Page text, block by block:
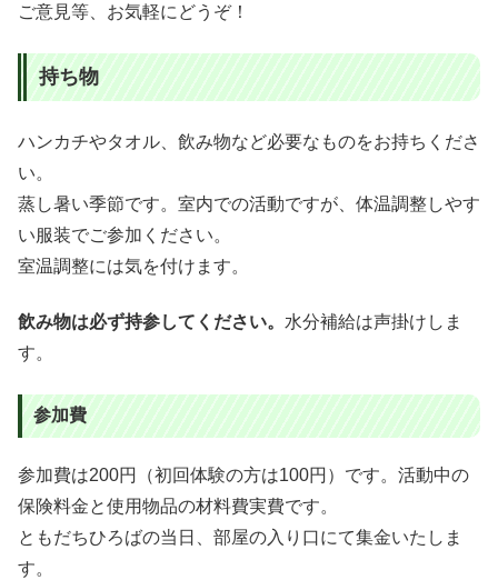
ご意見等、お気軽にどうぞ！
持ち物
ハンカチやタオル、飲み物など必要なものをお持ちくださ
い。
蒸し暑い季節です。室内での活動ですが、体温調整しやす
い服装でご参加ください。
室温調整には気を付けます。
飲み物は必ず持参してください。 水分補給は声掛けしま
す。
参加費
参加費は200円（初回体験の方は100円）です。活動中の
保険料金と使用物品の材料費実費です。
ともだちひろばの当日、部屋の入り口にて集金いたしま
す。